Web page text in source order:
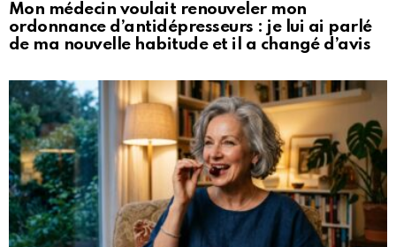
Mon médecin voulait renouveler mon
ordonnance d’antidépresseurs : je lui ai parlé
de ma nouvelle habitude et il a changé d’avis